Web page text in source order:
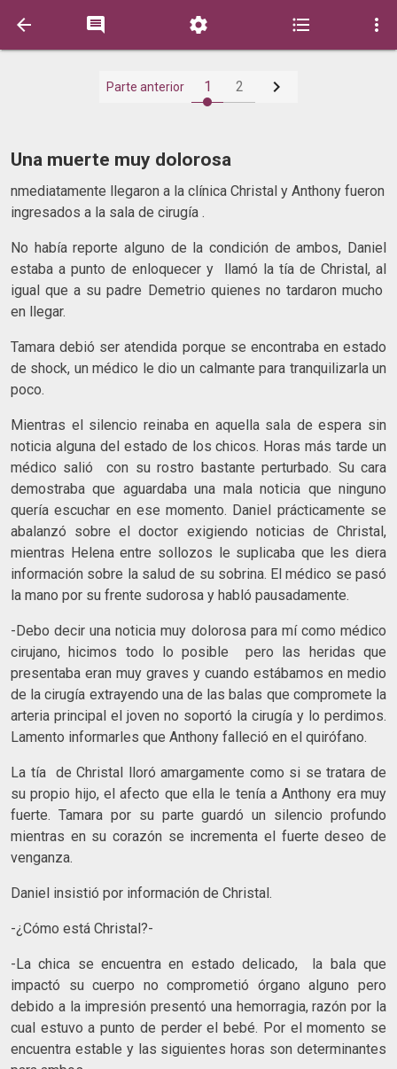
    
Parte anterior 1 2 
Una muerte muy dolorosa
nmediatamente llegaron a la clínica Christal y Anthony fueron
ingresados a la sala de cirugía .
No había reporte alguno de la condición de ambos, Daniel
estaba a punto de enloquecer y llamó la tía de Christal, al
igual que a su padre Demetrio quienes no tardaron mucho
en llegar.
Tamara debió ser atendida porque se encontraba en estado
de shock, un médico le dio un calmante para tranquilizarla un
poco.
Mientras el silencio reinaba en aquella sala de espera sin
noticia alguna del estado de los chicos. Horas más tarde un
médico salió con su rostro bastante perturbado. Su cara
demostraba que aguardaba una mala noticia que ninguno
quería escuchar en ese momento. Daniel prácticamente se
abalanzó sobre el doctor exigiendo noticias de Christal,
mientras Helena entre sollozos le suplicaba que les diera
información sobre la salud de su sobrina. El médico se pasó
la mano por su frente sudorosa y habló pausadamente.
-Debo decir una noticia muy dolorosa para mí como médico
cirujano, hicimos todo lo posible pero las heridas que
presentaba eran muy graves y cuando estábamos en medio
de la cirugía extrayendo una de las balas que compromete la
arteria principal el joven no soportó la cirugía y lo perdimos.
Lamento informarles que Anthony falleció en el quirófano.
La tía de Christal lloró amargamente como si se tratara de
su propio hijo, el afecto que ella le tenía a Anthony era muy
fuerte. Tamara por su parte guardó un silencio profundo
mientras en su corazón se incrementa el fuerte deseo de
venganza.
Daniel insistió por información de Christal.
-¿Cómo está Christal?-
-La chica se encuentra en estado delicado, la bala que
impactó su cuerpo no comprometió órgano alguno pero
debido a la impresión presentó una hemorragia, razón por la
cual estuvo a punto de perder el bebé. Por el momento se
encuentra estable y las siguientes horas son determinantes